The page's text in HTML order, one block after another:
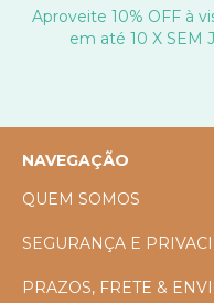
Aproveite 10% OFF à
em até 10 X SEM
NAVEGAÇÃO
QUEM SOMOS
SEGURANÇA E
PRAZOS, FRETE &